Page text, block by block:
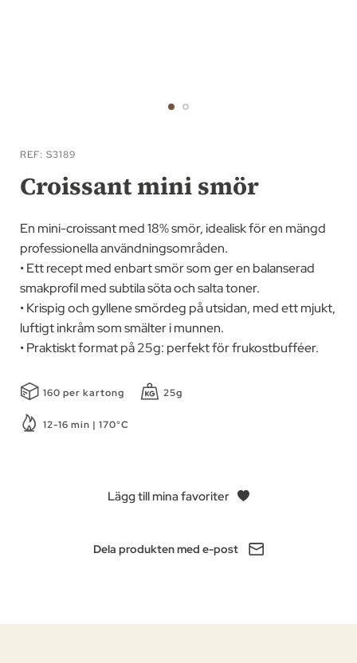
till
början
av
REF S3189
Croissant mini smör
En mini-croissant med 18% smör, idealisk för en mängd
professionella användningsområden.
• Ett recept med enbart smör som ger en balanserad
smakprofil med subtila söta och salta toner.
• Krispig och gyllene smördeg på utsidan, med ett mjukt,
luftigt inkråm som smälter i munnen.
• Praktiskt format på 25g: perfekt för frukostbufféer.
160 per kartong 25g
12-16 min | 170°C
Lägg till mina favoriter
Dela produkten med e-post